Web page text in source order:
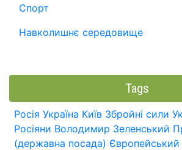
Спорт
Навколишнє середовище
Tags
Росія Україна Київ Збройні сили
Росіяни Володимир Зеленський
(державна посада)